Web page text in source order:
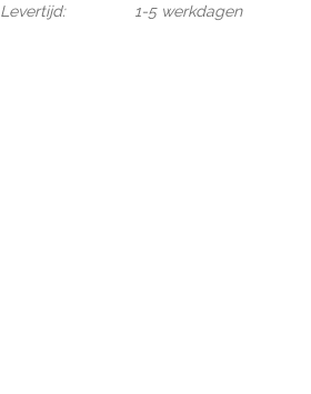
Levertijd:
1-5 werkdagen